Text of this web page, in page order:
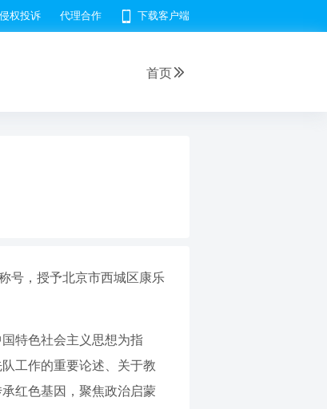
侵权投诉 代理合作 下载客户端
首页
号，授予北京市西城区康乐
特色社会主义思想为指
工作的重要论述、关于教
红色基因，聚焦政治启蒙